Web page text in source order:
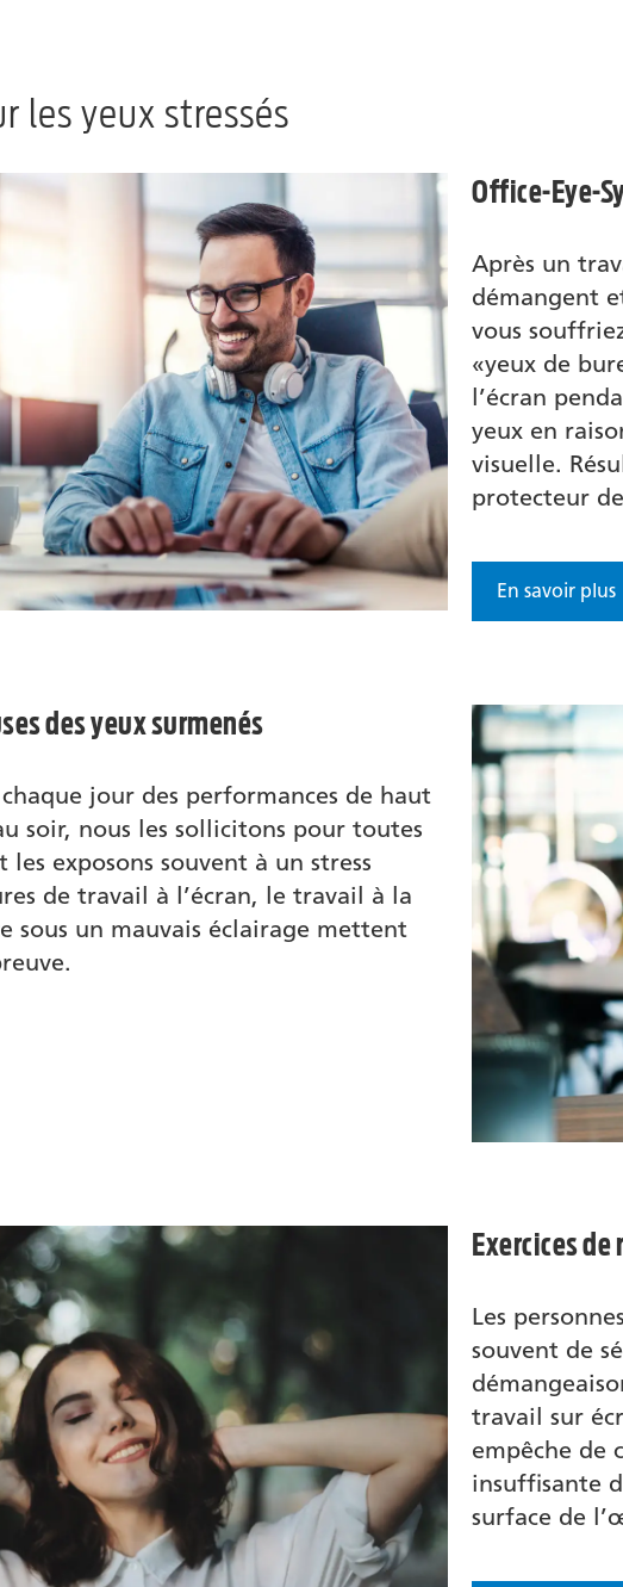
les yeux stressés
Office-Eye-
Après un
démangent
vous
«yeux de
l’écran
yeux en
visuelle.
protecteur
En savoir plus
des yeux surmenés
jour des performances de haut
soir, nous les sollicitons pour toutes
les exposons souvent à un stress
de travail à l’écran, le travail à la
sous un mauvais éclairage mettent
Exercices
Les
souvent de
travail sur
empêche de
insuffisante
surface de